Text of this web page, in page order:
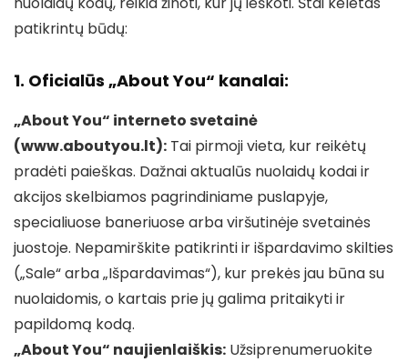
patikrintų būdų:
1. Oficialūs „About You“ kanalai:
„About You“ interneto svetainė
(www.aboutyou.lt): Tai pirmoji vieta, kur reikėtų
pradėti paieškas. Dažnai aktualūs nuolaidų kodai ir
akcijos skelbiamos pagrindiniame puslapyje,
specialiuose baneriuose arba viršutinėje svetainės
juostoje. Nepamirškite patikrinti ir išpardavimo skilties
(„Sale“ arba „Išpardavimas“), kur prekės jau būna su
nuolaidomis, o kartais prie jų galima pritaikyti ir
papildomą kodą.
„About You“ naujienlaiškis: Užsiprenumeruokite